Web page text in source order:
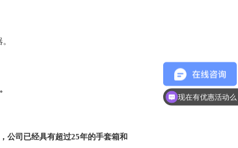
公司已经具有超过25年的手套箱和
现在有优惠活动